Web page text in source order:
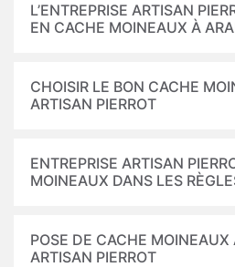
L’ENTREPRISE ARTISAN
EN CACHE MOINEAUX À
CHOISIR LE BON CACHE
ARTISAN PIERROT
ENTREPRISE ARTISAN
MOINEAUX DANS LES
POSE DE CACHE MOINEAUX
ARTISAN PIERROT